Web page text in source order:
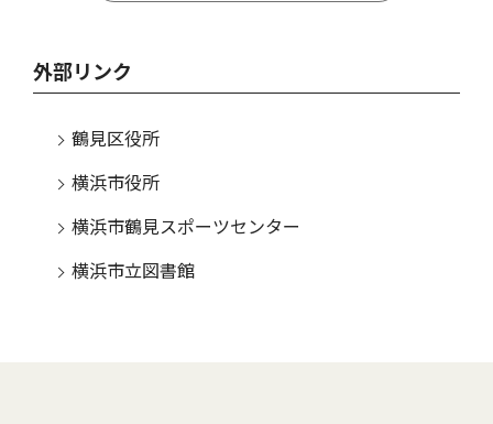
外部リンク
鶴見区役所
横浜市役所
横浜市鶴見スポーツセンター
横浜市立図書館